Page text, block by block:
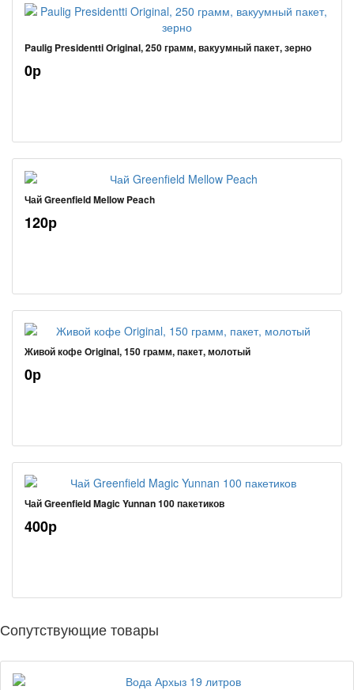
Paulig Presidentti Original, 250 грамм, вакуумный пакет, зерно
0р
Чай Greenfield Mellow Peach
120р
Живой кофе Original, 150 грамм, пакет, молотый
0р
Чай Greenfield Magic Yunnan 100 пакетиков
400р
Сопутствующие товары